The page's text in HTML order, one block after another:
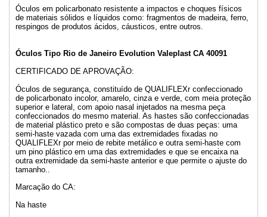
Óculos em policarbonato resistente a impactos e choques físicos
de materiais sólidos e líquidos como: fragmentos de madeira, ferro,
respingos de produtos ácidos, cáusticos, entre outros.
Óculos Tipo Rio de Janeiro Evolution Valeplast CA 40091
CERTIFICADO DE APROVAÇÃO:
Óculos de segurança, constituído de QUALIFLEXr confeccionado
de policarbonato incolor, amarelo, cinza e verde, com meia proteção
superior e lateral, com apoio nasal injetados na mesma peça
confeccionados do mesmo material. As hastes são confeccionadas
de material plástico preto e são compostas de duas peças: uma
semi-haste vazada com uma das extremidades fixadas no
QUALIFLEXr por meio de rebite metálico e outra semi-haste com
um pino plástico em uma das extremidades e que se encaixa na
outra extremidade da semi-haste anterior e que permite o ajuste do
tamanho..
Marcação do CA:
Na haste